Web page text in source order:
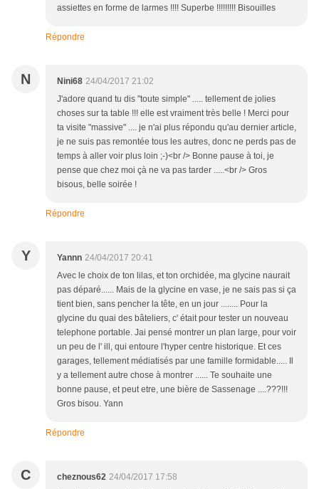
assiettes en forme de larmes !!!! Superbe !!!!!!!!! Bisouilles
Répondre
N Nini68 24/04/2017 21:02
J'adore quand tu dis "toute simple" ..... tellement de jolies
choses sur ta table !!! elle est vraiment très belle ! Merci pour
ta visite "massive" .... je n'ai plus répondu qu'au dernier article,
je ne suis pas remontée tous les autres, donc ne perds pas de
temps à aller voir plus loin ;-)<br /> Bonne pause à toi, je
pense que chez moi çà ne va pas tarder .....<br /> Gros
bisous, belle soirée !
Répondre
Y Yannn 24/04/2017 20:41
Avec le choix de ton lilas, et ton orchidée, ma glycine naurait
pas déparé...... Mais de la glycine en vase, je ne sais pas si ça
tient bien, sans pencher la tête, en un jour ........ Pour la
glycine du quai des bâteliers, c' était pour tester un nouveau
telephone portable. Jai pensé montrer un plan large, pour voir
un peu de l' ill, qui entoure l'hyper centre historique. Et ces
garages, tellement médiatisés par une famille formidable..... Il
y a tellement autre chose à montrer ...... Te souhaite une
bonne pause, et peut etre, une bière de Sassenage ....???!!!
Gros bisou. Yann
Répondre
C cheznous62 24/04/2017 17:58